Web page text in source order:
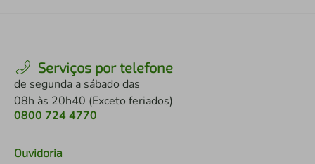
Serviços por telefone
de segunda a sábado das
08h às 20h40 (Exceto feriados)
0800 724 4770
Ouvidoria